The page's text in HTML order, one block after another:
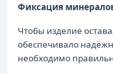
Фиксация
Чтобы изделие
обеспечивало
необходимо